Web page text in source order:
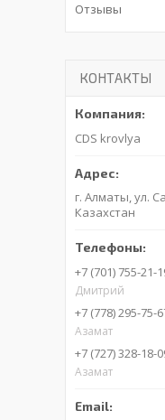
Отзывы
КОНТАКТЫ
CDS krovlya
г. Алматы, ул.
Казахстан
+7 (701) 755-21-
Дмитрий
+7 (778) 295-75-
Азамат
+7 (727) 328-18-
Азамат